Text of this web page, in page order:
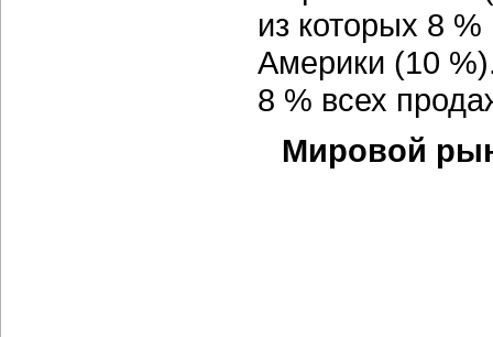
из которых 8
Америки (10
8 % всех
Мировой